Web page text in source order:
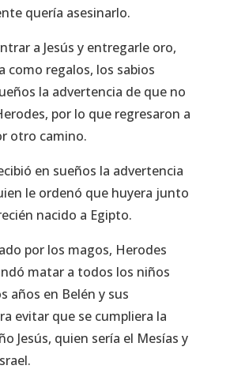
quería asesinarlo.
a Jesús y entregarle oro,
como regalos, los sabios
la advertencia de que no
por lo que regresaron a
otro camino.
en sueños la advertencia
le ordenó que huyera junto
nacido a Egipto.
por los magos, Herodes
matar a todos los niños
años en Belén y sus
evitar que se cumpliera la
Jesús, quien sería el Mesías y